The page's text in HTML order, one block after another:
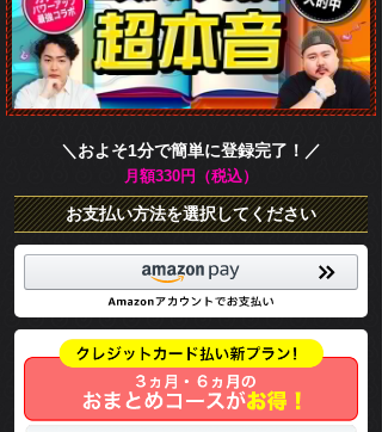
＼およそ1分で簡単に登録完了！／
月額330円（税込）
お支払い方法を選択してください